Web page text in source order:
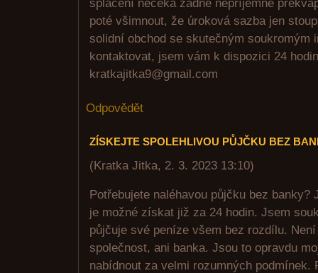
splácení nečeká žádné nepříjemné
poté všimnout, že úroková sazba jen
solidní obchod se skutečným soukromým
kontaktovat, jsem vám k dispozici 24
kratkajitka9@gmail.com
Odpovědět
ZÍSKEJTE SPOLEHLIVOU PŮJČKU BEZ
(Kratka Jitka, 2. 3. 2023 13:10)
Potřebujete naléhavou půjčku bez
je možné získat již za 24 hodin. Jsem
půjčuje své peníze všem bez rozdílu.
společnost, ani banka. Jsou to opravdu
nabídnout za velmi rozumných podmínek.